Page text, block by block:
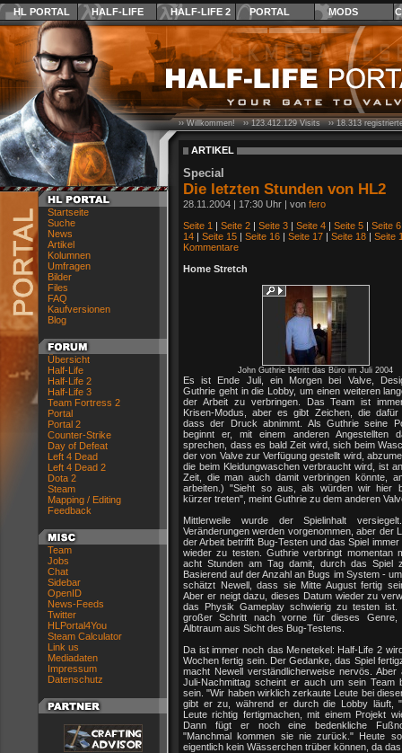
HL PORTAL HALF-LIFE HALF-LIFE 2 PORTAL MODS
Startseite
Suche
News
Artikel
Kolumnen
Umfragen
Bilder
Files
FAQ
Kaufversionen
Blog
Übersicht
Half-Life
Half-Life 2
Half-Life 3
Team Fortress 2
Portal
Portal 2
Counter-Strike
Day of Defeat
Left 4 Dead
Left 4 Dead 2
Dota 2
Steam
Mapping / Editing
Feedback
Team
Jobs
Chat
Sidebar
OpenID
News-Feeds
Twitter
HLPortal4You
Steam Calculator
Link us
Mediadaten
Impressum
Datenschutz
›› Willkommen! ››123.412.129Visits ››18.313
ARTIKEL
Special
Die letzten Stunden von HL2
28.11.2004 | 17:30 Uhr | von fero
Seite 1 | Seite 2 | Seite 3 | Seite 4 | Seite 5 | Seite 6
14 | Seite 15 | Seite 16 | Seite 17 | Seite 18 | Seite
Kommentare
Home Stretch
John Guthrie betritt das Büro im Juli 2004
Es ist Ende Juli, ein Morgen bei Valve,
Guthrie geht in die Lobby, um einen weiteren
der Arbeit zu verbringen. Das Team ist
Krisen-Modus, aber es gibt Zeichen, die dafür
dass der Druck abnimmt. Als Guthrie seine
beginnt er, mit einem anderen Angestellten
sprechen, dass es bald Zeit wird, sich beim
der von Valve zur Verfügung gestellt wird,
die beim Kleidungwaschen verbraucht wird, ist
Zeit, die man auch damit verbringen könnte,
arbeiten.) "Sieht so aus, als würden wir hier
kürzer treten", meint Guthrie zu dem anderen
Mittlerweile wurde der Spielinhalt
Veränderungen werden vorgenommen, aber der
der Arbeit betrifft Bug-Testen und das Spiel immer
wieder zu testen. Guthrie verbringt momentan
acht Stunden am Tag damit, durch das Spiel
Basierend auf der Anzahl an Bugs im System -
schätzt Newell, dass sie Mitte August fertig
Aber er neigt dazu, dieses Datum wieder zu
das Physik Gameplay schwierig zu testen
großer Schritt nach vorne für dieses Genre,
Albtraum aus Sicht des Bug-Testens.
Da ist immer noch das Menetekel: Half-Life 2
Wochen fertig sein. Der Gedanke, das Spiel
macht Newell verständlicherweise nervös. Aber
Juli-Nachmittag scheint er auch um sein Team
sein. "Wir haben wirklich zerkaute Leute bei
gibt er zu, während er durch die Lobby läuft,
Leute richtig fertigmachen, mit einem Projekt
Dann fügt er noch eine bedenkliche
"Manchmal kommen sie nie zurück." Heute
eigentlich kein Wässerchen trüber können, da das